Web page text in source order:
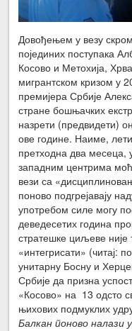
Довођењем у везу
појединих поступака
Косово и Метохија,
мигрантском кризом у
премијера Србије
стране бошњачких
назрети (предвидети)
ове године. Наиме,
претходна два месеца,
западним центрима
вези са
поново подгрејавају
употребом силе могу
деведесетих година
стратешке циљеве
«интегрисати» (читај:
унитарну Босну и
Србије да призна
«Косово» на 13 одсто
њихових подмуклих
Балкан поново